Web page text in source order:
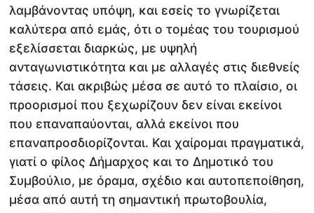
λαμβάνοντας υπόψη, και εσείς το γνωρίζεται
καλύτερα από εμάς, ότι ο τομέας του τουρισμού
εξελίσσεται διαρκώς, με υψηλή
ανταγωνιστικότητα και με αλλαγές στις διεθνείς
τάσεις. Και ακριβώς μέσα σε αυτό το πλαίσιο, οι
προορισμοί που ξεχωρίζουν δεν είναι εκείνοι
που επαναπαύονται, αλλά εκείνοι που
επαναπροσδιορίζονται. Και χαίρομαι πραγματικά,
γιατί ο φίλος Δήμαρχος και το Δημοτικό του
Συμβούλιο, με όραμα, σχέδιο και αυτοπεποίθηση,
μέσα από αυτή τη σημαντική πρωτοβουλία,